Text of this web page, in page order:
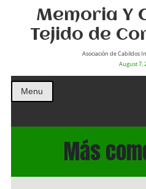
Memoria Y
Tejido de
Asociación de Cabildos
August 7,
Menu
Más